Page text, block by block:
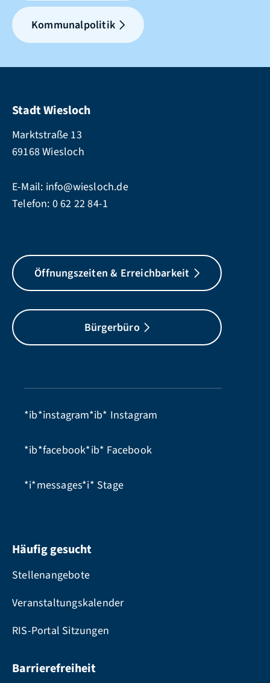
Kommunalpolitik
Stadt Wiesloch
Marktstraße 13
69168 Wiesloch
E-Mail: info@wiesloch.de
Telefon: 0 62 22 84-1
Öffnungszeiten & Erreichbarkeit
Bürgerbüro
*ib*instagram*ib* Instagram
*ib*facebook*ib* Facebook
*i*messages*i* Stage
Häufig gesucht
Stellenangebote
Veranstaltungskalender
RIS-Portal Sitzungen
Barrierefreiheit